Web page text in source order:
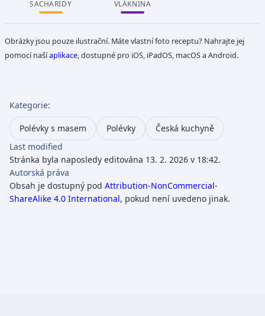
SACHARIDY VLÁKNINA
Obrázky jsou pouze ilustrační. Máte vlastní foto receptu? Nahrajte jej
pomocí našíaplikace , dostupné pro iOS, iPadOS, macOS a Android.
Kategorie:
Polévky s masem Polévky
Česká kuchyně
Last modified
Stránka byla naposledy editována 13. 2. 2026 v 18:42.
Autorská práva
Obsah je dostupný pod Attribution-NonCommercial-
ShareAlike 4.0 International, pokud není uvedeno jinak.